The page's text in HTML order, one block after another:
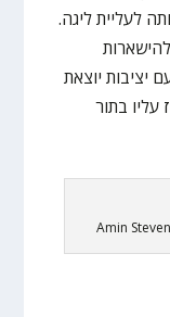
22, והוביל אותה לעליית ליגה.
יציבות יוצאת
עליו בתור
Amin